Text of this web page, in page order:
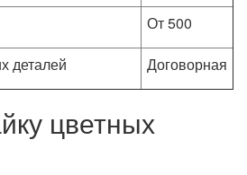
От 500
деталей
Договорная
цветных